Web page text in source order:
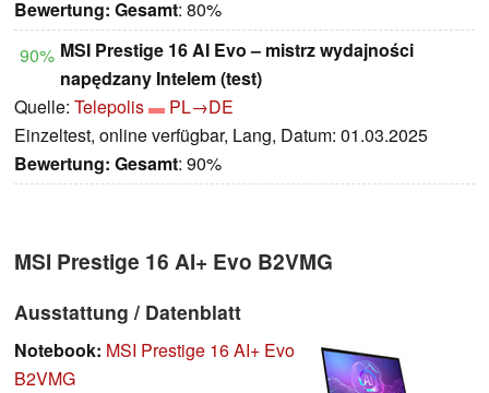
Bewertung: Gesamt: 80%
90% MSI Prestige 16 AI Evo – mistrz wydajności
napędzany Intelem (test)
Quelle: Telepolis
PL→DE
Einzeltest, online verfügbar, Lang, Datum: 01.03.2025
Bewertung: Gesamt: 90%
MSI Prestige 16 AI+ Evo B2VMG
Ausstattung / Datenblatt
Notebook: MSI Prestige 16 AI+ Evo
B2VMG